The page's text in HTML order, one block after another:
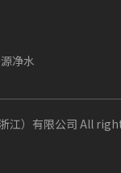
净水
江）有限公司 All